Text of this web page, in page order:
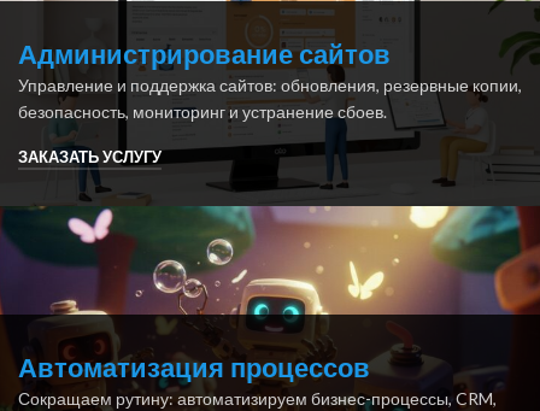
Администрирование сайтов
Управление и поддержка сайтов: обновления, резервные копии,
безопасность, мониторинг и устранение сбоев.
ЗАКАЗАТЬ УСЛУГУ
Автоматизация процессов
Сокращаем рутину: автоматизируем бизнес-процессы, CRM,